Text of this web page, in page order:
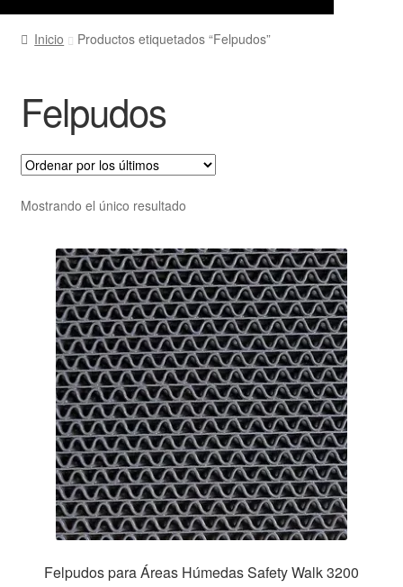
Inicio Productos etiquetados “Felpudos”
Felpudos
Mostrando el único resultado
Felpudos para Áreas Húmedas Safety Walk 3200